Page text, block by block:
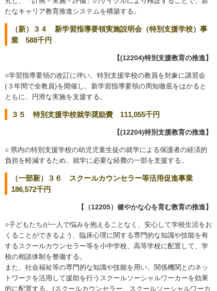
たなキャリア教育推進システムを構築する。
（新）３４ 新学習指導要領実施説明会（特別支援学校）事
業 588千円
【(12204)特別支援教育の推進】
○学習指導要領の改訂に伴い、特別支援学校の教員を対象に講習会
(３年間で全教員)を開催し、新学習指導要領の周知徹底をはかると
ともに、円滑な実施を支援する。
３５ 特別支援学校就学奨励費 111,055千円
【(12204)特別支援教育の推進】
○ 県内の特別支援学校の幼児児童生徒の就学による保護者の経済的
負担を軽減するため、就学に必要な経費の一部を支援する。
（一部新）３６ スクールカウンセラー等活用促進事業
186,572千円
【（12205）健やかな心を育む教育の推進】
○子どもたちが一人で悩みを抱えることなく、安心して学校生活をお
くることができるよう、臨床心理に関する専門的な知識や技能を有
するスクールカウンセラー等を小中学校、高等学校に配置して、学
校の相談体制を整備する。
また、社会福祉等の専門的な知識や技能を用い、関係機関とのネッ
トワークを活用して援助を行うスクールソーシャルワーカーを効果
的に配置する。(スクールカウンセラー、スクールソーシャルワーカ